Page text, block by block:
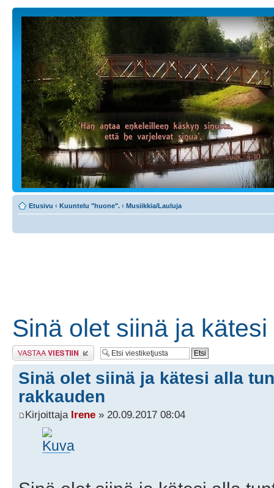
Etusivu ‹ Kuuntelu "huone". ‹ Musiikkia/Lauluja
Sinä olet siinä ja
Lähetä vastaus
Sinä olet siinä ja kätesi alla
rakkauden
Kirjoittaja Irene » 20.09.2017 08:04